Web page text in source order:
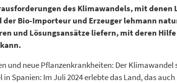
des Klimawandels, mit
Bio-Importeur und Erzeuger lehmann
und Lösungsansätze liefern, mit deren
und neue Pflanzenkrankheiten: Der
Spanien: Im Juli 2024 erlebte das Land, das